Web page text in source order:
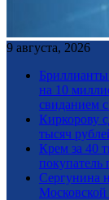
9 августа, 2026
Бриллианты
на 10
свиданием
Киркорову
тысяч
Крем за 40
покупатель
Сергунина